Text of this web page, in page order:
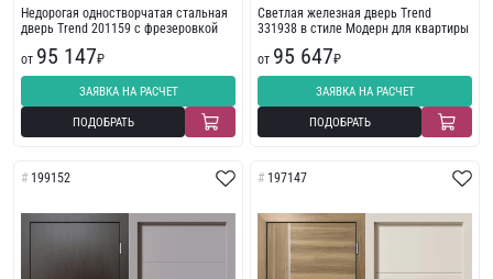
Недорогая одностворчатая стальная
дверь Trend 201159 с фрезеровкой
от 95 147₽
ЗАЯВКА НА РАСЧЕТ
ПОДОБРАТЬ
Светлая железная дверь Trend
331938 в стиле Модерн для квартиры
от 95 647₽
ЗАЯВКА НА РАСЧЕТ
ПОДОБРАТЬ
199152 197147